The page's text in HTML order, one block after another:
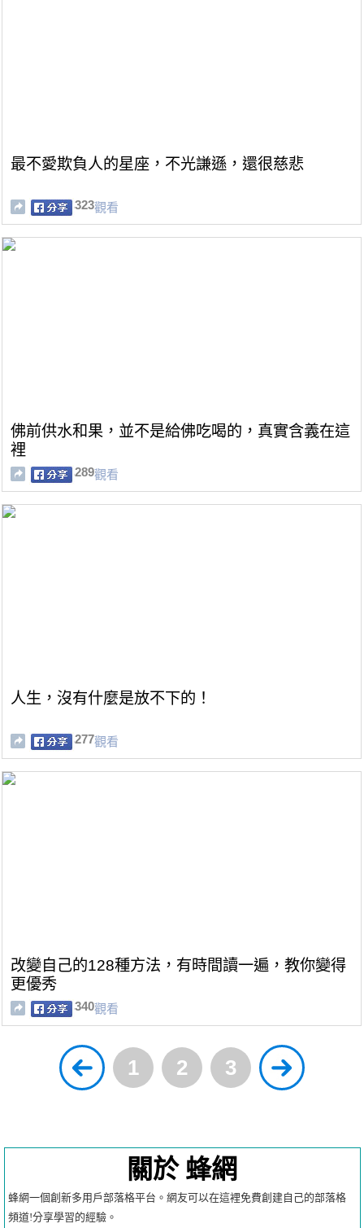
最不愛欺負人的星座，不光謙遜，還很慈悲
323觀看
佛前供水和果，並不是給佛吃喝的，真實含義在這
裡
289觀看
人生，沒有什麼是放不下的！
277觀看
改變自己的128種方法，有時間讀一遍，教你變得
更優秀
340觀看
1 2 3
關於 蜂網
蜂網一個創新多用戶部落格平台。網友可以在這裡免費創建自己的部落格
頻道!分享學習的經驗。